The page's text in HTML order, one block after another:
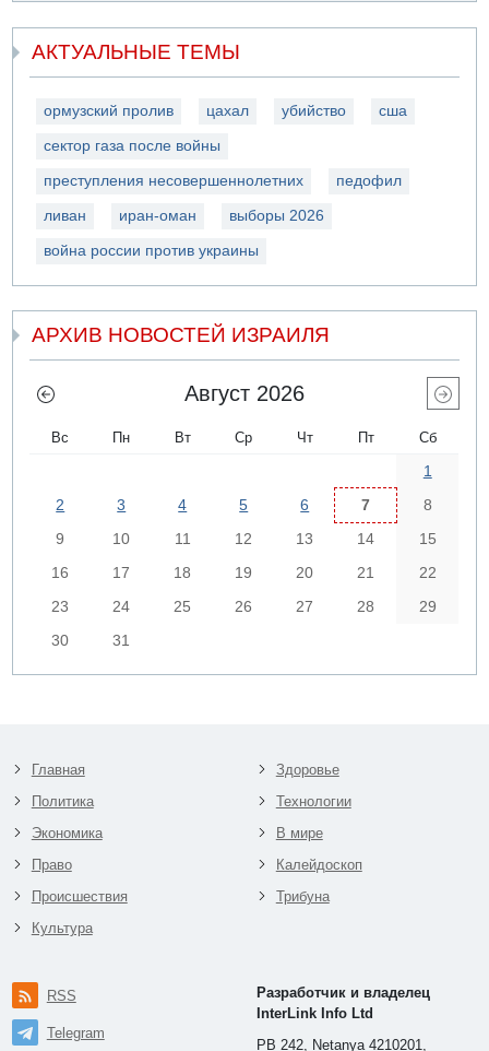
АКТУАЛЬНЫЕ ТЕМЫ
ормузский пролив цахал убийство сша
сектор газа после войны
преступления несовершеннолетних педофил
ливан иран-оман выборы 2026
война россии против украины
АРХИВ НОВОСТЕЙ ИЗРАИЛЯ
Август 2026
Вс Пн Вт Ср Чт Пт Сб
1
2
3 4 5 6 7
8
9
10 11 12 13 14
15
16
17 18 19 20 21
22
23
24 25 26 27 28
29
30
31
Главная
Политика
Экономика
Право
Происшествия
Культура
Здоровье
Технологии
В мире
Калейдоскоп
Трибуна
RSS
Telegram
Разработчик и владелец
InterLink Info Ltd
PB 242, Netanya 4210201,